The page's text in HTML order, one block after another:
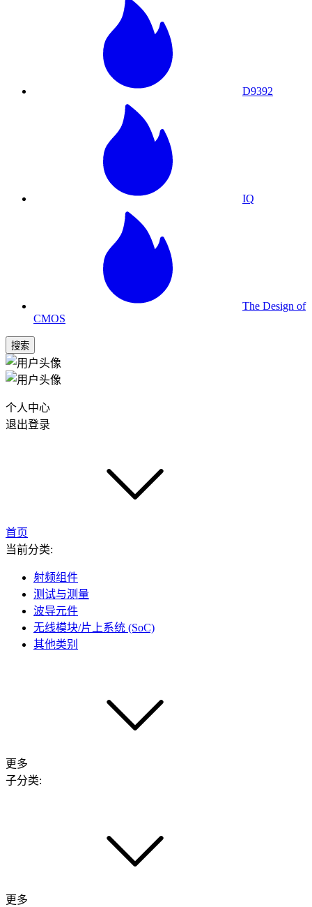
D9392
IQ
The Design of
CMOS
搜索
个人中心
退出登录
首页
当前分类:
射频组件
测试与测量
波导元件
无线模块/片上系统 (SoC)
其他类别
更多
子分类:
更多